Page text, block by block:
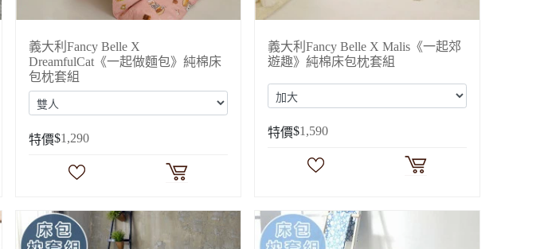
義大利Fancy Belle X
DreamfulCat《一起做麵包》純棉床
包枕套組
特價$1,290
義大利Fancy Belle X Malis《一起郊
遊趣》純棉床包枕套組
特價$1,590